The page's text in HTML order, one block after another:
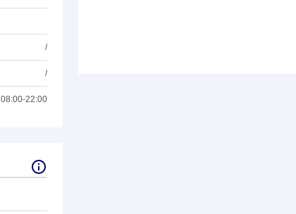
/
/
08:00-22:00